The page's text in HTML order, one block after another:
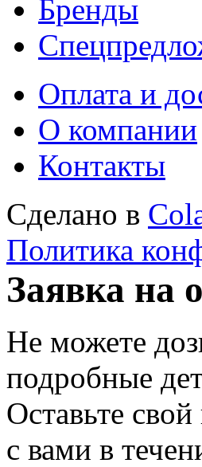
Бренды
Оплата и
О компании
Контакты
Сделано в
Политика
Заявка на
Не можете
подробные
Оставьте
с вами в